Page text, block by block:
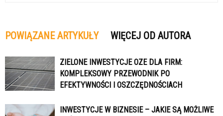
POWIĄZANE ARTYKUŁY WIĘCEJ OD AUTORA
ZIELONE INWESTYCJE OZE DLA FIRM:
KOMPLEKSOWY PRZEWODNIK PO
EFEKTYWNOŚCI I OSZCZĘDNOŚCIACH
INWESTYCJE W BIZNESIE – JAKIE SĄ MOŻLIWE